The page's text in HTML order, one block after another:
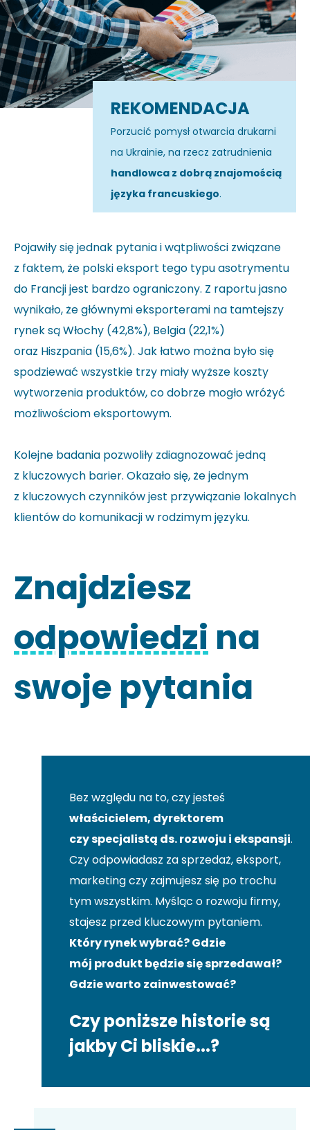
REKOMENDACJA
Porzucić pomysł otwarcia drukarni
na Ukrainie, na rzecz zatrudnienia
handlowca z dobrą znajomością
języka francuskiego.
Pojawiły się jednak pytania i wątpliwości związane
z faktem, że polski eksport tego typu asotrymentu
do Francji jest bardzo ograniczony. Z raportu jasno
wynikało, że głównymi eksporterami na tamtejszy
rynek są Włochy (42,8%), Belgia (22,1%)
oraz Hiszpania (15,6%). Jak łatwo można było się
spodziewać wszystkie trzy miały wyższe koszty
wytworzenia produktów, co dobrze mogło wróżyć
możliwościom eksportowym.
Kolejne badania pozwoliły zdiagnozować jedną
z kluczowych barier. Okazało się, że jednym
z kluczowych czynników jest przywiązanie lokalnych
klientów do komunikacji w rodzimym języku.
Znajdziesz
odpowiedzi na
swoje pytania
Bez względu na to, czy jesteś
właścicielem, dyrektorem
czy specjalistą ds. rozwoju i ekspansji.
Czy odpowiadasz za sprzedaż, eksport,
marketing czy zajmujesz się po trochu
tym wszystkim. Myśląc o rozwoju firmy,
stajesz przed kluczowym pytaniem.
Który rynek wybrać? Gdzie
mój produkt będzie się sprzedawał?
Gdzie warto zainwestować?
Czy poniższe historie są
jakby Ci bliskie...?